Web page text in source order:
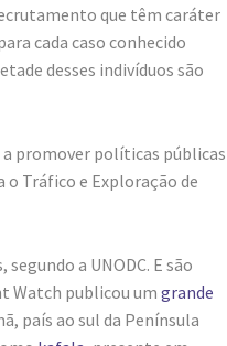
que têm caráter
cada caso conhecido
desses indivíduos são
a promover políticas públicas
o Tráfico e Exploração de
a UNODC. E são
Watch publicou um grande
país ao sul da Península